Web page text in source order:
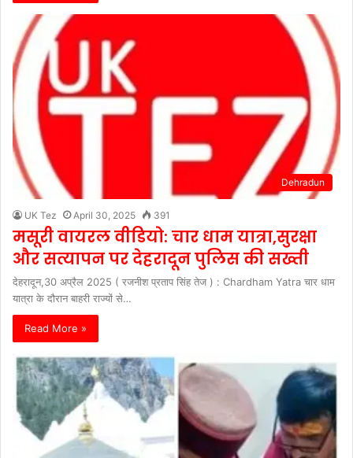
Dehradun
UK Tez April 30, 2025 391
मसूरी वायरल वीडियो: चार धाम यात्रा,सुरक्षा
और सत्यापन पर देहरादून पुलिस की सख्ती
देहरादून,30 अप्रैल 2025 ( रजनीश प्रताप सिंह तेज ) : Chardham Yatra चार धाम
यात्रा के दौरान बाहरी राज्यों से…
Read More »